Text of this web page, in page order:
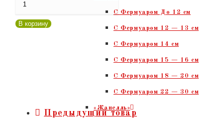
С Фермуаром До 12 см
С Фермуаром 12 — 13 см
С Фермуаром 14 см
С Фермуаром 15 — 16 см
C Фермуаром 18 — 20 см
С Фермуаром 22 — 30 см
«Жанелль»
В корзину
Предыдущий товар